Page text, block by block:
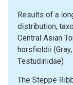
Results of a
distribution,
Central Asian
horsfieldii
Testudinidae)
The Steppe